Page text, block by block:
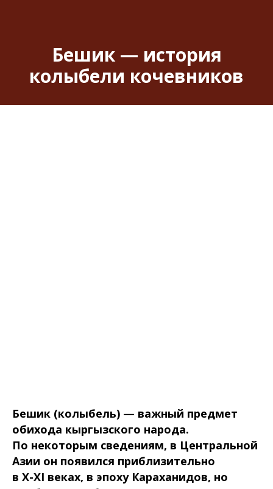
Бешик — история
колыбели кочевников
Бешик (колыбель) — важный предмет
обихода кыргызского народа.
По некоторым сведениям, в Центральной
Азии он появился приблизительно
в X-XI веках, в эпоху Караханидов, но